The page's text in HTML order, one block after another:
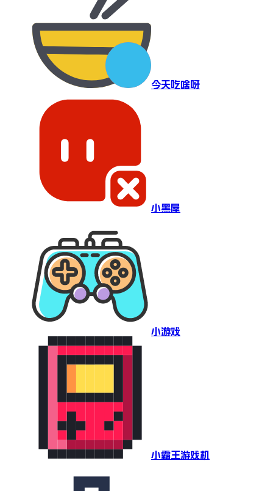
今天吃啥呀
小黑屋
小游戏
小霸王游戏机